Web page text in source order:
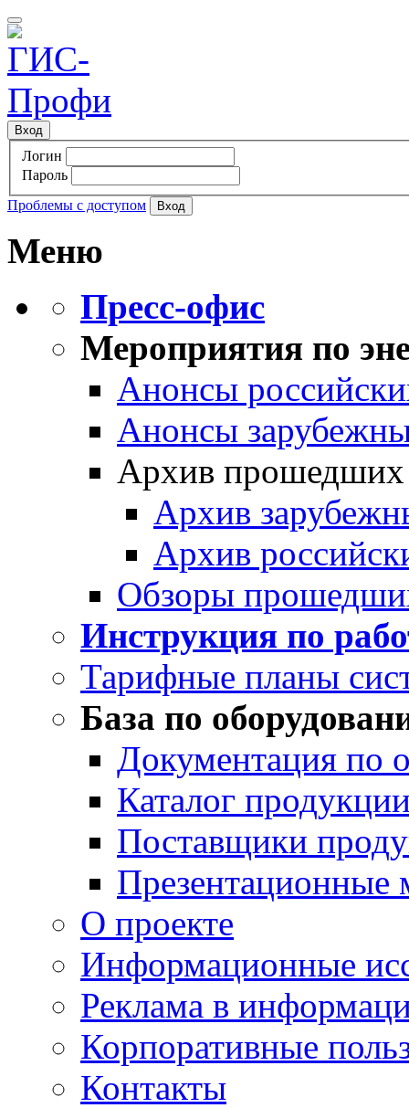
Вход
Логин
Пароль
Проблемы с доступом
Меню
Пресс-офис
Мероприятия по
Анонсы
Анонсы
Архив прошедших
Архив
Архив
Обзоры
Инструкция по
Тарифные планы
База по
Документация по
Каталог
Поставщики
Презентационные
О проекте
Информационные
Реклама в
Корпоративные
Контакты